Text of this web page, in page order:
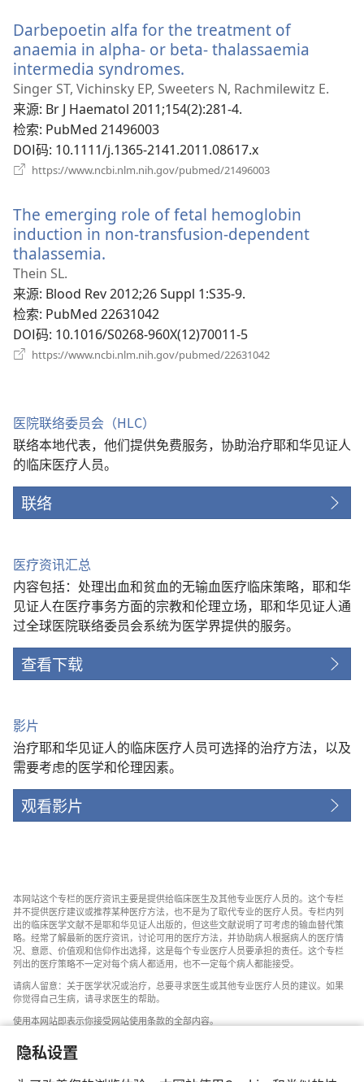
隐私设置
窗
口）
Darbepoetin alfa for the treatment of
anaemia in alpha- or beta- thalassaemia
intermedia syndromes.
开
新
口）
Singer ST, Vichinsky EP, Sweeters N, Rachmilewitz E.
来源‎: Br J Haematol 2011;154(2):281-4.
检索‎: PubMed 21496003
DOI码‎: 10.1111/j.1365-2141.2011.08617.x
https://www.ncbi.nlm.nih.gov/pubmed/21496003
窗
口）
The emerging role of fetal hemoglobin
induction in non-transfusion-dependent
thalassemia.
新
窗
口）
Thein SL.
来源‎: Blood Rev 2012;26 Suppl 1:S35-9.
检索‎: PubMed 22631042
DOI码‎: 10.1016/S0268-960X(12)70011-5
https://www.ncbi.nlm.nih.gov/pubmed/22631042
医院联络委员会（HLC）
联络本地代表，他们提供免费服务，协助治疗耶和华见证人
的临床医疗人员。
联络
医疗资讯汇总
内容包括：处理出血和贫血的无输血医疗临床策略，耶和华
见证人在医疗事务方面的宗教和伦理立场，耶和华见证人通
过全球医院联络委员会系统为医学界提供的服务。
查看下载
影片
治疗耶和华见证人的临床医疗人员可选择的治疗方法，以及
需要考虑的医学和伦理因素。
观看影片
本网站这个专栏的医疗资讯主要是提供给临床医生及其他专业医疗人员的。这个专栏
并不提供医疗建议或推荐某种医疗方法，也不是为了取代专业的医疗人员。专栏内列
出的临床医学文献不是耶和华见证人出版的，但这些文献说明了可考虑的输血替代策
略。经常了解最新的医疗资讯，讨论可用的医疗方法，并协助病人根据病人的医疗情
况、意愿、价值观和信仰作出选择，这是每个专业医疗人员要承担的责任。这个专栏
列出的医疗策略不一定对每个病人都适用，也不一定每个病人都能接受。
请病人留意：关于医学状况或治疗，总要寻求医生或其他专业医疗人员的建议。如果
你觉得自己生病，请寻求医生的帮助。
使用本网站即表示你接受网站使用条款的全部内容。